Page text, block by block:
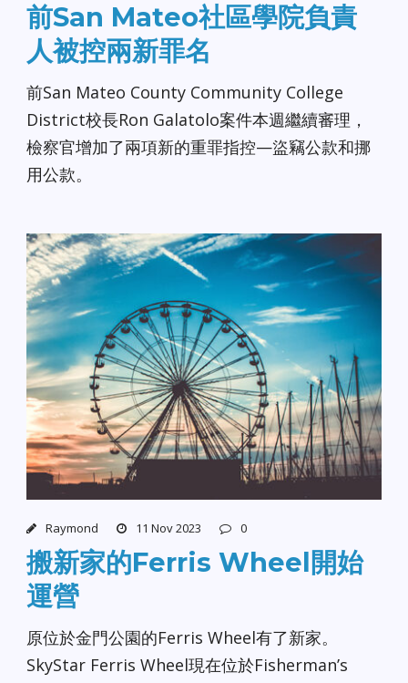
前San Mateo社區學院負責
人被控兩新罪名
前San Mateo County Community College
District校長Ron Galatolo案件本週繼續審理，
檢察官增加了兩項新的重罪指控—盜竊公款和挪
用公款。
Raymond 11 Nov 2023 0
搬新家的Ferris Wheel開始
運營
原位於金門公園的Ferris Wheel有了新家。
SkyStar Ferris Wheel現在位於Fisherman’s